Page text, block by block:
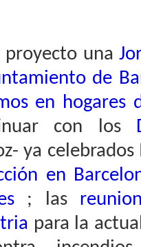
proyecto una
de
en hogares
con los
ya
en
; las
para la